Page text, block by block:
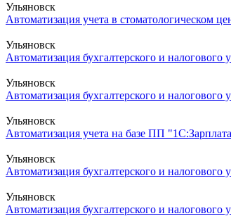
Ульяновск
Автоматизация учета в стоматологическом
Ульяновск
Автоматизация бухгалтерского и
Ульяновск
Автоматизация бухгалтерского и
Ульяновск
Автоматизация учета на базе ПП
Ульяновск
Автоматизация бухгалтерского и
Ульяновск
Автоматизация бухгалтерского и